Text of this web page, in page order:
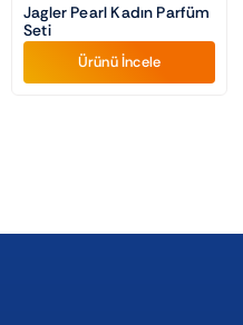
Jagler Pearl Kadın Parfüm
Seti
Ürünü İncele